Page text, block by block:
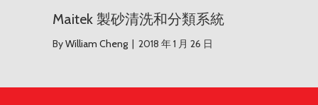
Maitek 製砂清洗和分類系統
ByWilliam Cheng | 2018 年 1 月 26 日